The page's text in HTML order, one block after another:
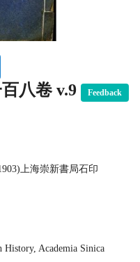
八卷 v.9 Feedback
上海崇新書局石印
History, Academia Sinica